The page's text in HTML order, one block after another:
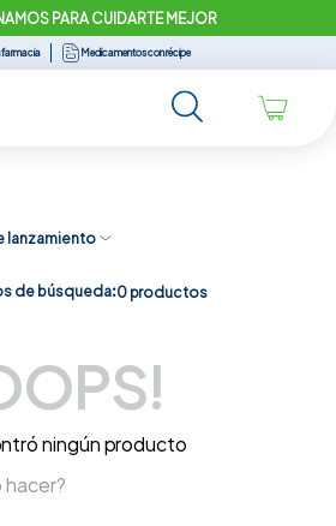
PARA CUIDARTE MEJOR
farmacia Medicamentos con récipe
lanzamiento
de búsqueda:0 productos
ningún producto